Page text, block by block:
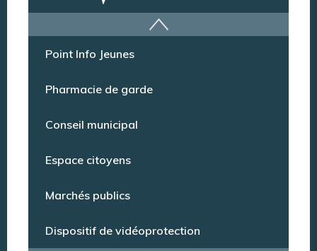
Point Info Jeunes
Pharmacie de garde
Conseil municipal
Espace citoyens
Marchés publics
Dispositif de vidéoprotection